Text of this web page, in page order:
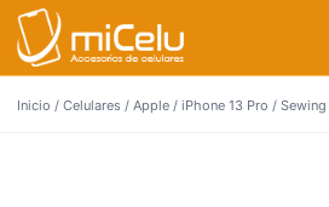
Inicio / Celulares / Apple / iPhone 13 Pro /